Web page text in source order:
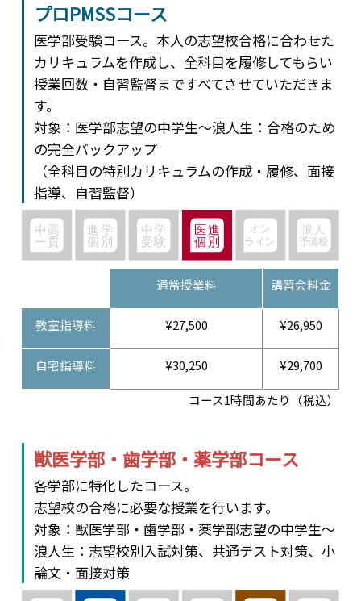
プロPMSSコース
医学部受験コース。本人の志望校合格に合わせた
カリキュラムを作成し、全科目を履修してもらい
授業回数・自習監督まですべてさせていただきま
す。
対象：医学部志望の中学生～浪人生：合格のため
の完全バックアップ
（全科目の特別カリキュラムの作成・履修、面接
指導、自習監督）
通常授業料 講習会料金
教室指導料 ¥27,500 ¥26,950
自宅指導料 ¥30,250 ¥29,700
コース1時間あたり（税込）
獣医学部・歯学部・薬学部コース
各学部に特化したコース。
志望校の合格に必要な授業を行います。
対象：獣医学部・歯学部・薬学部志望の中学生～
浪人生：志望校別入試対策、共通テスト対策、小
論文・面接対策